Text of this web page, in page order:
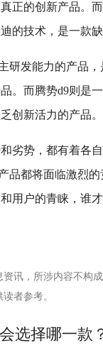
正的创新产品。
的技术，是一款
研发能力的产品
。而腾势d9则是
创新活力的产品。
劣势，都有着各
品都将面临激烈
用户的青睐，谁
讯，所涉内容不构
者参考。
选择哪一款